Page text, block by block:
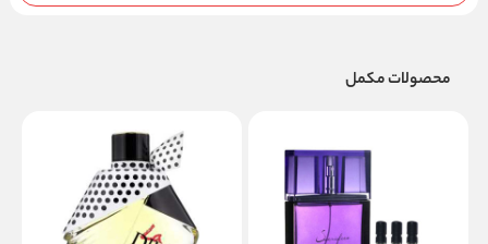
محصولات مکمل